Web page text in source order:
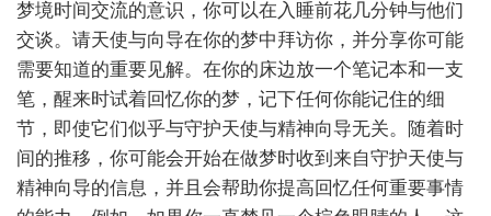
梦境时间交流的意识，你可以在入睡前花几分钟与他们
交谈。请天使与向导在你的梦中拜访你，并分享你可能
需要知道的重要见解。在你的床边放一个笔记本和一支
笔，醒来时试着回忆你的梦，记下任何你能记住的细
节，即使它们似乎与守护天使与精神向导无关。随着时
间的推移，你可能会开始在做梦时收到来自守护天使与
精神向导的信息，并且会帮助你提高回忆任何重要事情